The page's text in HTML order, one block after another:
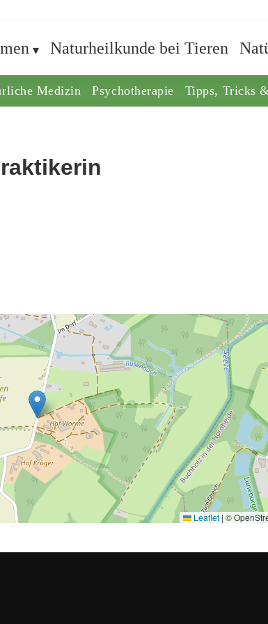
Naturheilkunde bei Tieren
Medizin Psychotherapie Tipps, Tricks
Leaflet | ©